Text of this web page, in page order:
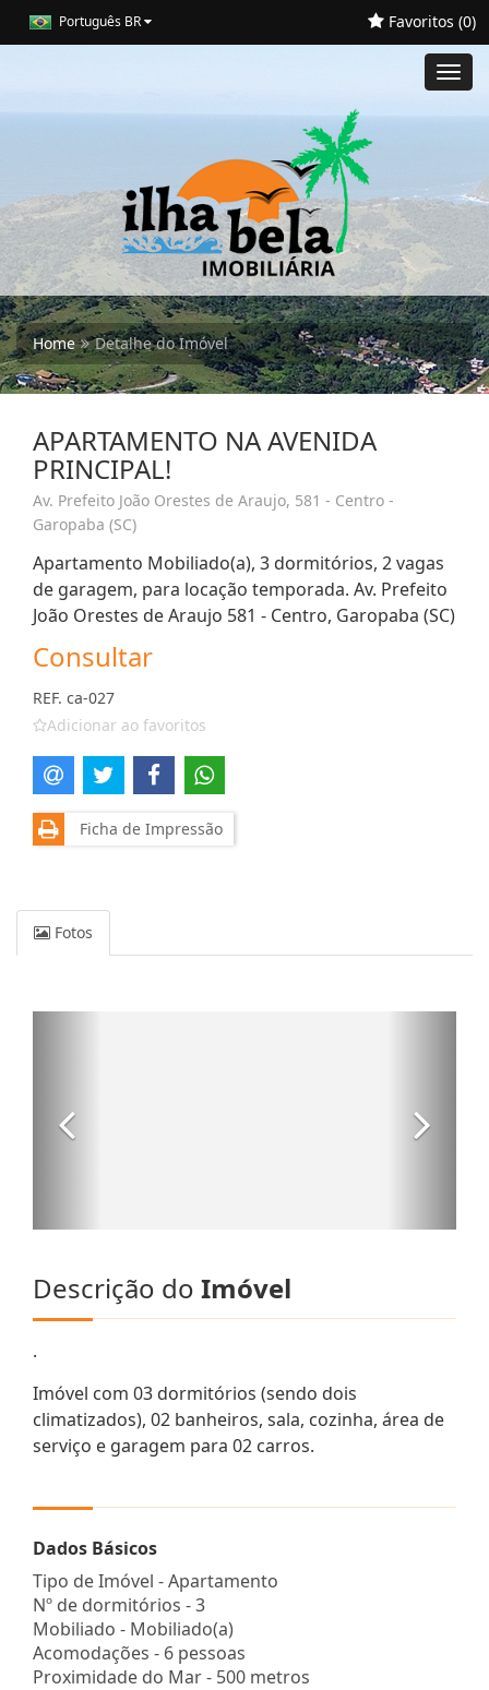
Português BR Favoritos (0)
Home Detalhe do Imóvel
APARTAMENTO NA AVENIDA
PRINCIPAL!
Av. Prefeito João Orestes de Araujo, 581 - Centro -
Garopaba (SC)
Apartamento Mobiliado(a), 3 dormitórios, 2 vagas
de garagem, para locação temporada. Av. Prefeito
João Orestes de Araujo 581 - Centro, Garopaba (SC)
Consultar
REF. ca-027
Adicionar ao favoritos
Ficha de Impressão
Fotos
Descrição do Imóvel
.
Imóvel com 03 dormitórios (sendo dois
climatizados), 02 banheiros, sala, cozinha, área de
serviço e garagem para 02 carros.
Dados Básicos
Tipo de Imóvel - Apartamento
Nº de dormitórios - 3
Mobiliado - Mobiliado(a)
Acomodações - 6 pessoas
Proximidade do Mar - 500 metros